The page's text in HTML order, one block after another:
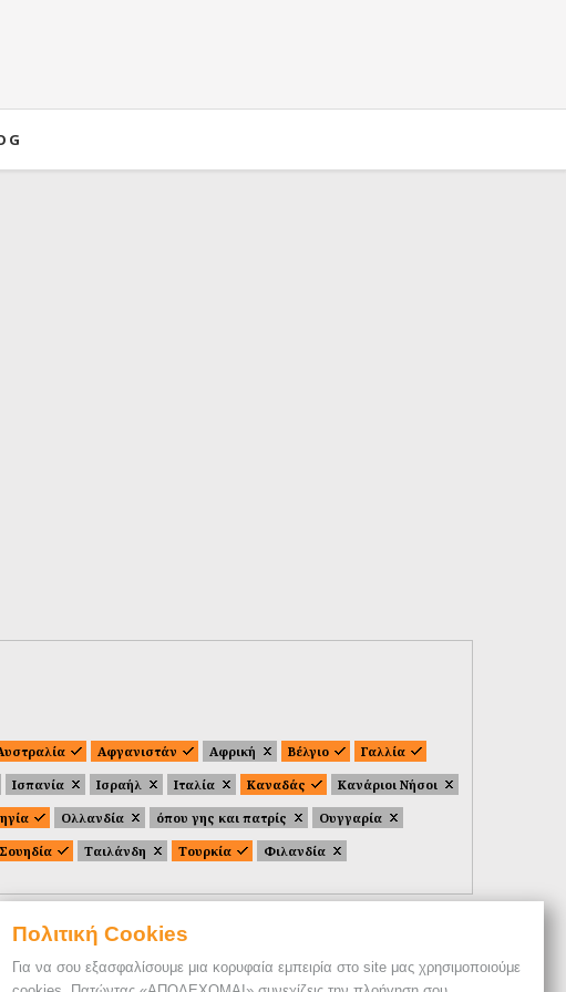
Πολιτική Cookies
Για να σου εξασφαλίσουμε μια κορυφαία εμπειρία στο site μας χρησιμοποιούμε
Αφγανιστάν Αφρική Βέλγιο
Γαλλία
Ισπανία Ισραήλ Ιταλία Καναδάς
Κανάριοι Νήσοι
Ολλανδία όπου γης και πατρίς
Ουγγαρία
Σουηδία Ταιλάνδη Τουρκία Φιλανδία